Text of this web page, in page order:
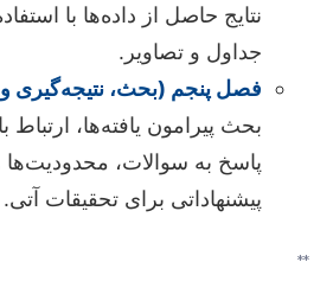
نتایج حاصل از داده‌ها با
جداول و تصاویر.
فصل پنجم (بحث، نتیجه‌گیری و
بحث پیرامون یافته‌ها، ارتباط
پاسخ به سوالات، محدودیت‌ها
پیشنهاداتی برای تحقیقات آتی.
**